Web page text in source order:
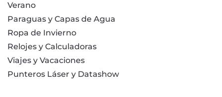
Verano
Paraguas y Capas de Agua
Ropa de Invierno
Relojes y Calculadoras
Viajes y Vacaciones
Punteros Láser y Datashow